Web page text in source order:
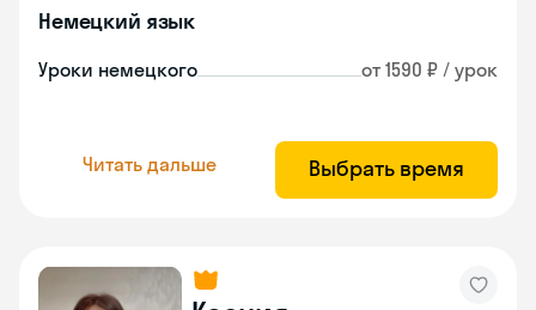
Немецкий язык
Уроки немецкого от 1590 ₽ / урок
Читать дальше Выбрать время